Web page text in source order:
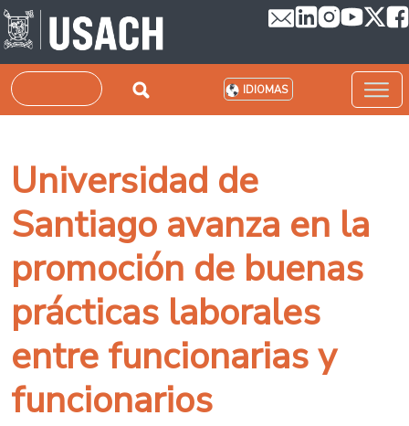
Pasar al contenido principal
Buscar IDIOMAS
Universidad de
Santiago avanza en la
promoción de buenas
prácticas laborales
entre funcionarias y
funcionarios